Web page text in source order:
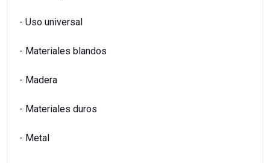
- Uso universal
- Materiales blandos
- Madera
- Materiales duros
- Metal